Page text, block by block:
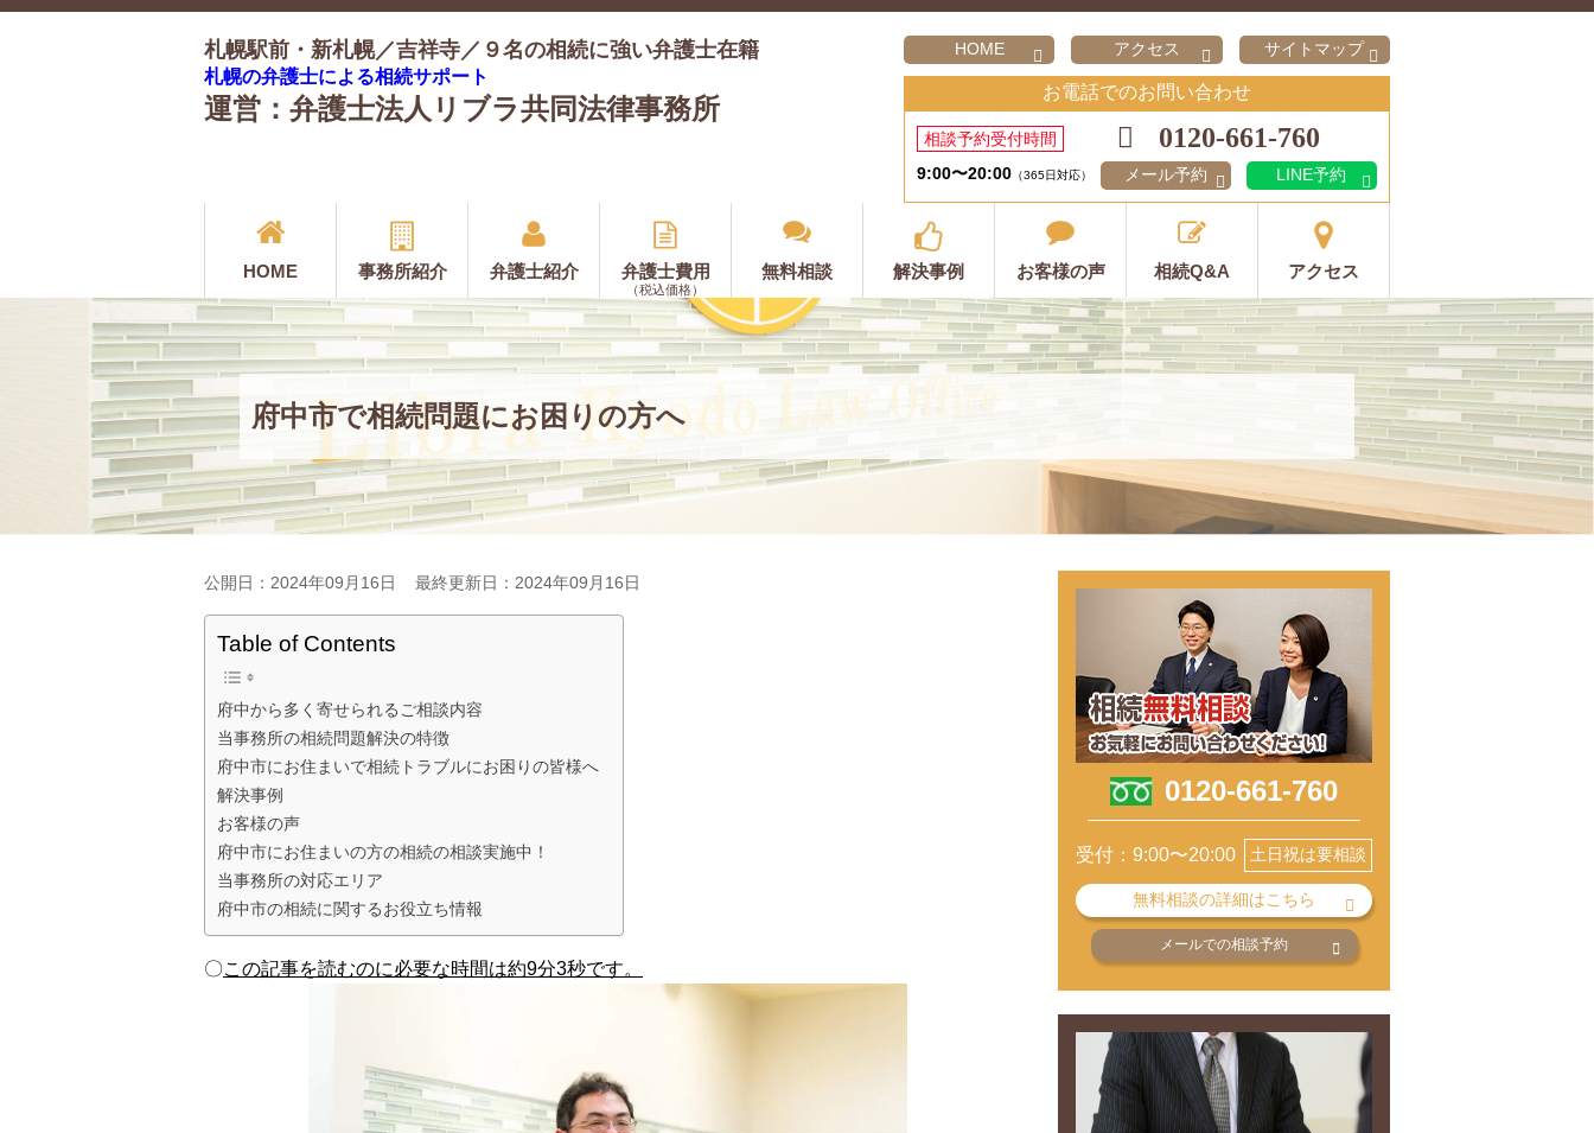
札幌駅前・新札幌／吉祥寺／９名の相続に強い弁護士在籍
札幌の弁護士による相続サポート
運営：弁護士法人リブラ共同法律事務所
HOME アクセス サイトマップ
お電話でのお問い合わせ
相談予約受付時間
9:00〜20:00 （365日対応）
0120-661-760
メール予約 LINE予約
HOME 事務所紹介 弁護士紹介 弁護士費用
（税込価格）
無料相談 解決事例 お客様の声 相続Q&A アクセス
府中市で相続問題にお困りの方へ
公開日：2024年09月16日 最終更新日：2024年09月16日
Table of Contents
府中から多く寄せられるご相談内容
当事務所の相続問題解決の特徴
府中市にお住まいで相続トラブルにお困りの皆様へ
解決事例
お客様の声
府中市にお住まいの方の相続の相談実施中！
当事務所の対応エリア
府中市の相続に関するお役立ち情報
〇この記事を読むのに必要な時間は約9分3秒です。
0120-661-760
受付：9:00〜20:00 土日祝は要相談
無料相談の詳細はこちら
メールでの相談予約